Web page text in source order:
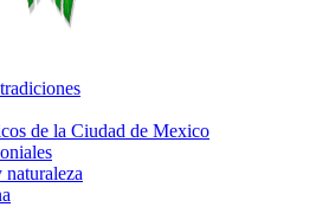
de la Ciudad de Mexico